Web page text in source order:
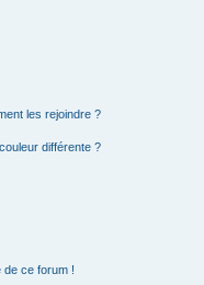
les rejoindre ?
différente ?
de ce forum !